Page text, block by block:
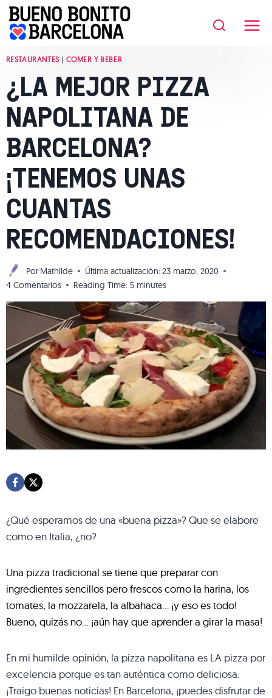
Saltar
contenido
RESTAURANTES | COMER Y BEBER
¿LA MEJOR PIZZA
NAPOLITANA DE
BARCELONA?
¡TENEMOS UNAS
CUANTAS
RECOMENDACIONES!
Por Mathilde Última actualización: 23 marzo, 2020
4 Comentarios
Reading Time: 5 minutes
¿Qué esperamos de una «buena pizza»? Que se elabore
como en Italia, ¿no?
Una pizza tradicional se tiene que preparar con
ingredientes sencillos pero frescos como la harina, los
tomates, la mozzarela, la albahaca… ¡y eso es todo!
Bueno, quizás no… ¡aún hay que aprender a girar la masa!
En mi humilde opinión, la pizza napolitana es LA pizza por
excelencia porque es tan auténtica como deliciosa.
¡Traigo buenas noticias! En Barcelona, ¡puedes disfrutar de